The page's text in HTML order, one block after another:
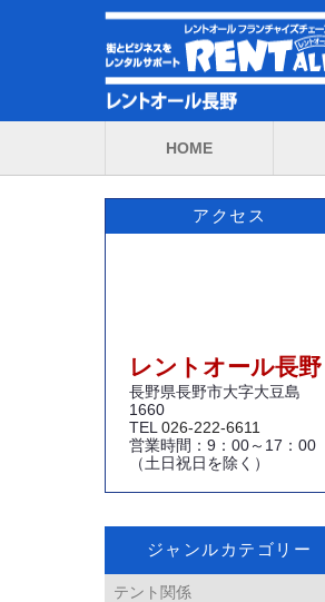
HOME
アクセス
レントオール長野
長野県長野市大字大豆島
1660
TEL 026-222-6611
営業時間：9：00～17：00
（土日祝日を除く）
ジャンルカテゴリー
テント関係